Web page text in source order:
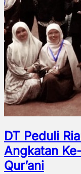
DT Peduli
Angkatan
Qur’ani